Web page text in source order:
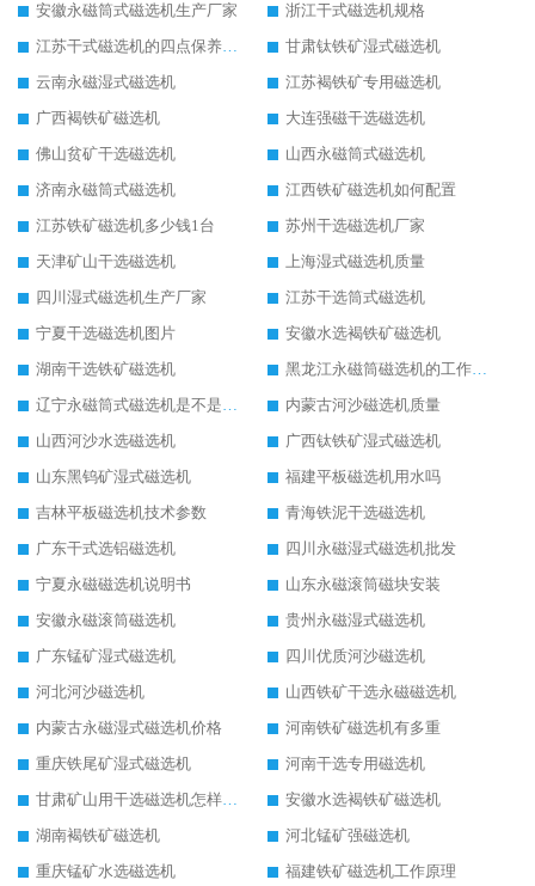
安徽永磁筒式磁选机生产厂家
浙江干式磁选机规格
江苏干式磁选机的四点保养秘籍
甘肃钛铁矿湿式磁选机
云南永磁湿式磁选机
江苏褐铁矿专用磁选机
广西褐铁矿磁选机
大连强磁干选磁选机
佛山贫矿干选磁选机
山西永磁筒式磁选机
济南永磁筒式磁选机
江西铁矿磁选机如何配置
江苏铁矿磁选机多少钱1台
苏州干选磁选机厂家
天津矿山干选磁选机
上海湿式磁选机质量
四川湿式磁选机生产厂家
江苏干选筒式磁选机
宁夏干选磁选机图片
安徽水选褐铁矿磁选机
湖南干选铁矿磁选机
黑龙江永磁筒磁选机的工作原理
辽宁永磁筒式磁选机是不是强磁
内蒙古河沙磁选机质量
山西河沙水选磁选机
广西钛铁矿湿式磁选机
山东黑钨矿湿式磁选机
福建平板磁选机用水吗
吉林平板磁选机技术参数
青海铁泥干选磁选机
广东干式选铝磁选机
四川永磁湿式磁选机批发
宁夏永磁磁选机说明书
山东永磁滚筒磁块安装
安徽永磁滚筒磁选机
贵州永磁湿式磁选机
广东锰矿湿式磁选机
四川优质河沙磁选机
河北河沙磁选机
山西铁矿干选永磁磁选机
内蒙古永磁湿式磁选机价格
河南铁矿磁选机有多重
重庆铁尾矿湿式磁选机
河南干选专用磁选机
甘肃矿山用干选磁选机怎样调磁
安徽水选褐铁矿磁选机
湖南褐铁矿磁选机
河北锰矿强磁选机
重庆锰矿水选磁选机
福建铁矿磁选机工作原理